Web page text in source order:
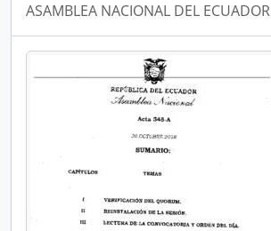
ASAMBLEA NACIONAL DEL ECUADOR